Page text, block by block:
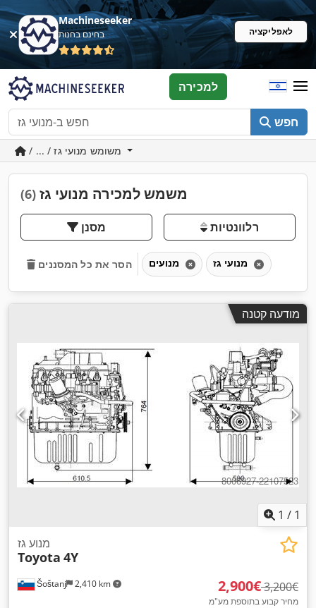
Machineseeker
בחינם בחנות לאפליקציה
חפש
למכירה
משמש למכירה מנועי גז (6)
מסנן רלוונטיות
הסר את כל המסננים
מודעה קטנה
1 / 1
Šoštanj 2,410 km
מנוע גז
Toyota 4Y
‏2,900 ‏€ ‏3,200 ‏€
מחיר קבוע בתוספת מע"מ